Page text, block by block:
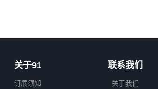
关于91
订展须知
联系我们
关于我们